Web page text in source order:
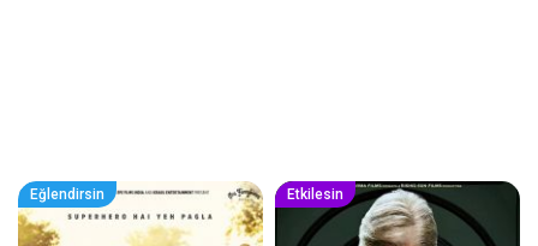
Eğlendirsin Etkilesin